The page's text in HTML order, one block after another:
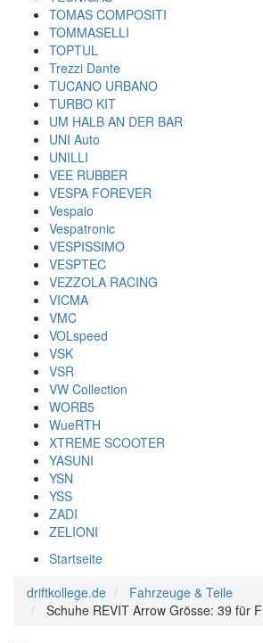
TOMAS COMPOSITI
TOMMASELLI
TOPTUL
Trezzi Dante
TUCANO URBANO
TURBO KIT
UM HALB AN DER BAR
UNI Auto
UNILLI
VEE RUBBER
VESPA FOREVER
Vespaio
Vespatronic
VESPISSIMO
VESPTEC
VEZZOLA RACING
VICMA
VMC
VOLspeed
VSK
VSR
VW Collection
WORB5
WueRTH
XTREME SCOOTER
YASUNI
YSN
YSS
ZADI
ZELIONI
Startseite
driftkollege.de
Fahrzeuge & Teile
Schuhe REVIT Arrow Grösse: 39 für